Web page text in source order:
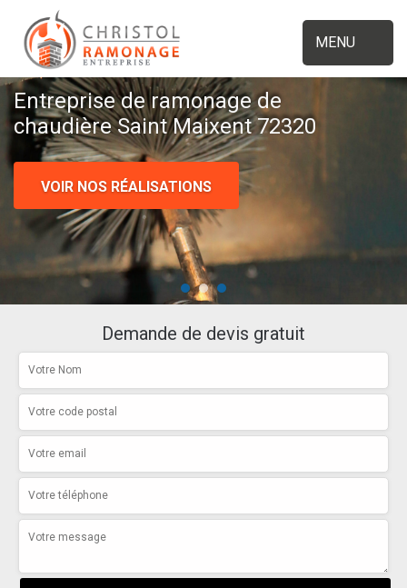
MENU
Entreprise de ramonage de
chaudière Saint Maixent 72320
VOIR NOS RÉALISATIONS
Demande de devis gratuit